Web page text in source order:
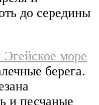
до середины
море
берега.
и песчаные